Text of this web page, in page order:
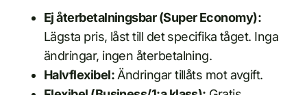
Ej återbetalningsbar (Super Economy):
Lägsta pris, låst till det specifika tåget. Inga
ändringar, ingen återbetalning.
Halvflexibel:Ändringar tillåts mot avgift.